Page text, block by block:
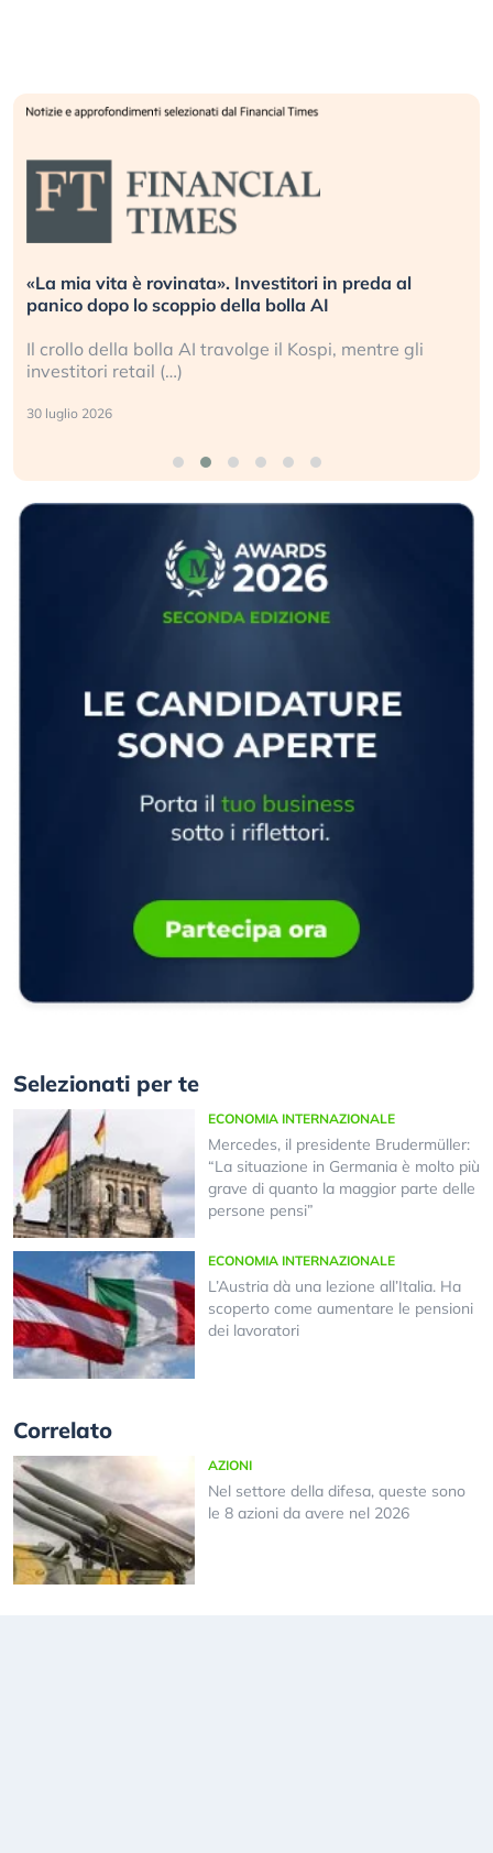
«La mia vita è rovinata». Investitori in preda al
panico dopo lo scoppio della bolla AI
Il crollo della bolla AI travolge il Kospi, mentre gli
investitori retail (…)
30 luglio 2026
Selezionati per te
ECONOMIA INTERNAZIONALE
Mercedes, il presidente Brudermüller:
“La situazione in Germania è molto più
grave di quanto la maggior parte delle
persone pensi”
ECONOMIA INTERNAZIONALE
L’Austria dà una lezione all’Italia. Ha
scoperto come aumentare le pensioni
dei lavoratori
Correlato
AZIONI
Nel settore della difesa, queste sono
le 8 azioni da avere nel 2026